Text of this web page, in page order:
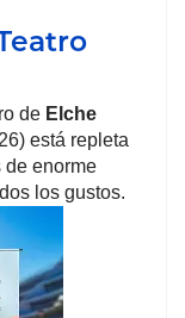
de Elche
está repleta
de enorme
los gustos.